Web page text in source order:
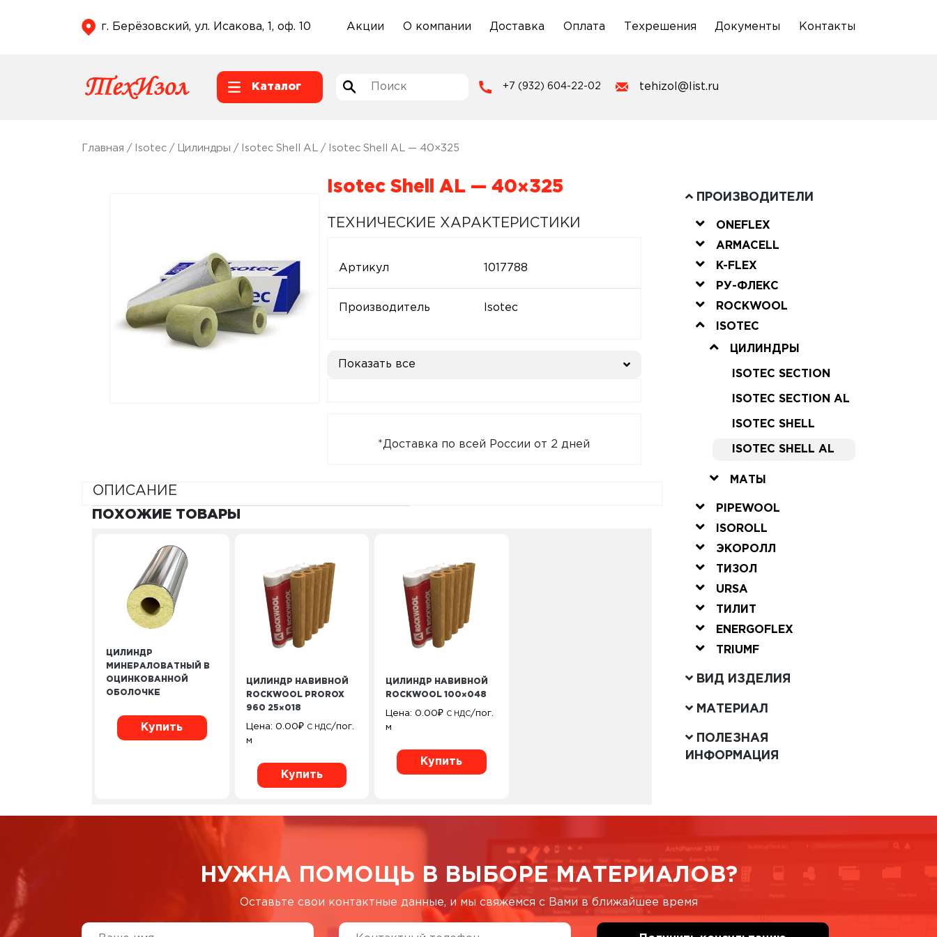
г. Берёзовский, ул. Исакова, 1, оф. 10 Акции О компании Доставка Оплата Техрешения Документы Контакты
Каталог +7 (932) 604-22-02 tehizol@list.ru
Главная / Isotec / Цилиндры / Isotec Shell AL / Isotec Shell AL — 40×325
Isotec Shell AL — 40×325
ТЕХНИЧЕСКИЕ ХАРАКТЕРИСТИКИ
Артикул 1017788
Производитель Isotec
Показать все
*Доставка по всей России от 2 дней
ОПИСАНИЕ
ПОХОЖИЕ ТОВАРЫ
ЦИЛИНДР
МИНЕРАЛОВАТНЫЙ В
ОЦИНКОВАННОЙ
ОБОЛОЧКЕ
Купить
ЦИЛИНДР НАВИВНОЙ
ROCKWOOL PROROX
960 25×018
Цена: 0.00₽ С НДС/пог.
м
Купить
ЦИЛИНДР НАВИВНОЙ
ROCKWOOL 100×048
Цена:0.00₽ С НДС/пог.
м
Купить
ПРОИЗВОДИТЕЛИ
ONEFLEX
ARMACELL
K-FLEX
РУ-ФЛЕКС
ROCKWOOL
ISOTEC
ЦИЛИНДРЫ
ISOTEC SECTION
ISOTEC SECTION AL
ISOTEC SHELL
ISOTEC SHELL AL
МАТЫ
PIPEWOOL
ISOROLL
ЭКОРОЛЛ
ТИЗОЛ
URSA
ТИЛИТ
ENERGOFLEX
TRIUMF
ВИД ИЗДЕЛИЯ
МАТЕРИАЛ
ПОЛЕЗНАЯ
ИНФОРМАЦИЯ
НУЖНА ПОМОЩЬ В ВЫБОРЕ МАТЕРИАЛОВ?
Оставьте свои контактные данные, и мы свяжемся с Вами в ближайшее время